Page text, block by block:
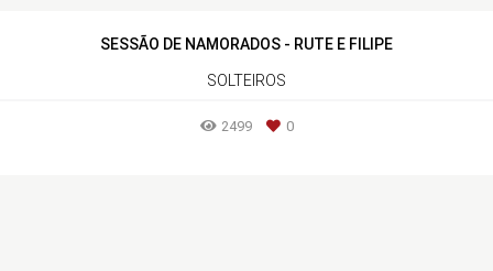
SESSÃO DE NAMORADOS - RUTE E FILIPE
SOLTEIROS
2499 0